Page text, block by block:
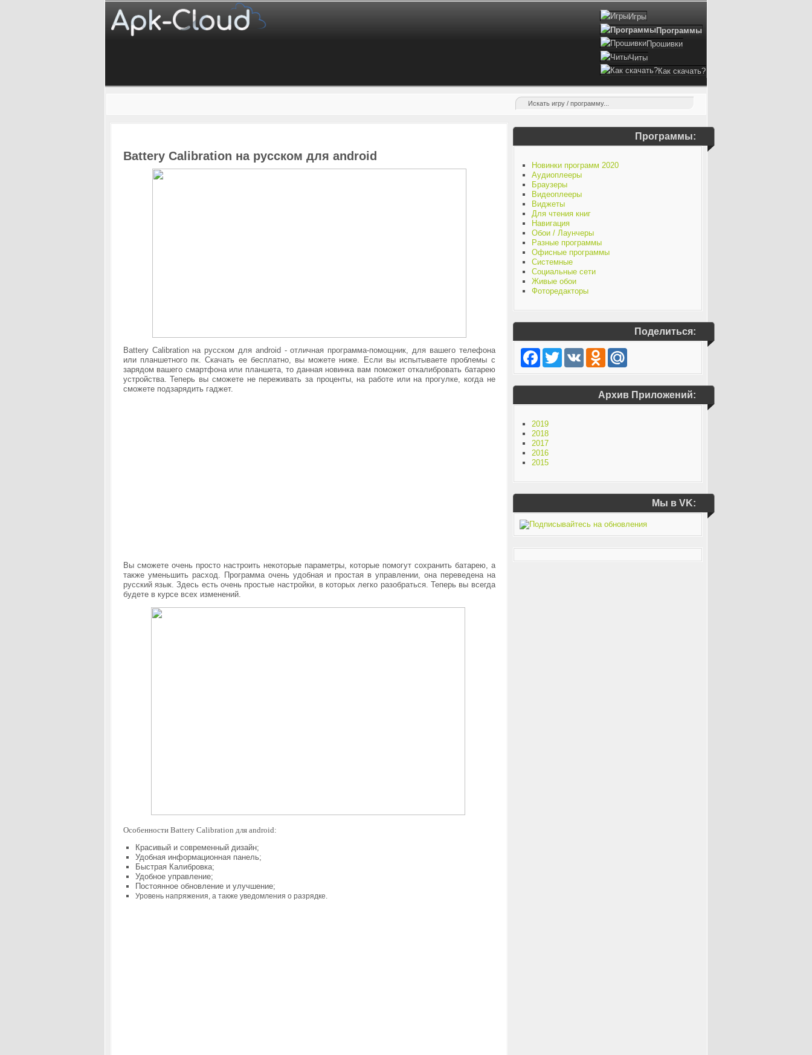
Игры
Программы
Прошивки
Читы
Как скачать?
Battery Calibration на русском для android
Battery Calibration на русском для android - отличная программа-помощник, для вашего телефона
или планшетного пк. Скачать ее бесплатно, вы можете ниже. Если вы испытываете проблемы с
зарядом вашего смартфона или планшета, то данная новинка вам поможет откалибровать батарею
устройства. Теперь вы сможете не переживать за проценты, на работе или на прогулке, когда не
сможете подзарядить гаджет.
Вы сможете очень просто настроить некоторые параметры, которые помогут сохранить батарею, а
также уменьшить расход. Программа очень удобная и простая в управлении, она переведена на
русский язык. Здесь есть очень простые настройки, в которых легко разобраться. Теперь вы всегда
будете в курсе всех изменений.
Особенности Battery Calibration для android:
Красивый и современный дизайн;
Удобная информационная панель;
Быстрая Калибровка;
Удобное управление;
Постоянное обновление и улучшение;
Уровень напряжения, а также уведомления о разрядке.
Программы:
Новинки программ 2020
Аудиоплееры
Браузеры
Видеоплееры
Виджеты
Для чтения книг
Навигация
Обои / Лаунчеры
Разные программы
Офисные программы
Системные
Социальные сети
Живые обои
Фоторедакторы
Поделиться:
FacebookTwitter VK Odnoklassniki
Архив Приложений:
2019
2018
2017
2016
2015
Мы в VK: